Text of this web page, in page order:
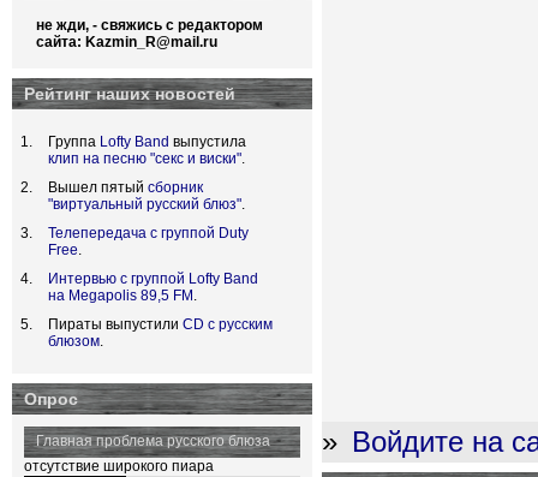
не жди, - свяжись с редактором
сайта: Kazmin_R@mail.ru
Рейтинг наших новостей
Группа Lofty Band выпустила
клип на песню "секс и виски".
Вышел пятый сборник
"виртуальный русский блюз".
Телепередача с группой Duty
Free.
Интервью с группой Lofty Band
на Megapolis 89,5 FM .
Пираты выпустили CD с русским
блюзом.
Опрос
Главная проблема русского блюза
отсутствие широкого пиара
» Войдите на